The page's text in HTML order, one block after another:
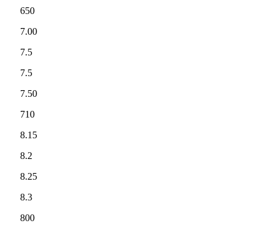
650
7.00
7.5
7.5
7.50
710
8.15
8.2
8.25
8.3
800